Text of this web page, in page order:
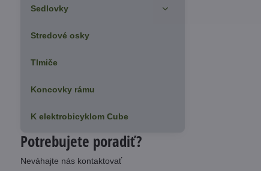
Potrebujete poradiť?
Neváhajte nás kontaktovať
Sedlovky
Stredové osky
Tlmiče
Koncovky rámu
K elektrobicyklom Cube